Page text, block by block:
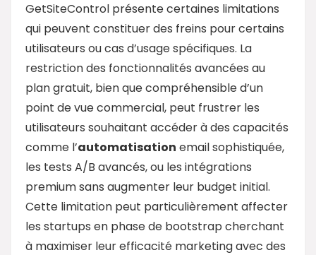
GetSiteControl présente certaines limitations
qui peuvent constituer des freins pour certains
utilisateurs ou cas d’usage spécifiques. La
restriction des fonctionnalités avancées au
plan gratuit, bien que compréhensible d’un
point de vue commercial, peut frustrer les
utilisateurs souhaitant accéder à des capacités
comme l’automatisation email sophistiquée,
les tests A/B avancés, ou les intégrations
premium sans augmenter leur budget initial.
Cette limitation peut particulièrement affecter
les startups en phase de bootstrap cherchant
à maximiser leur efficacité marketing avec des